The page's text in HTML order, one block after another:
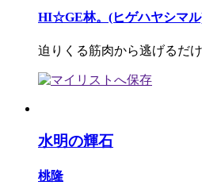
HI☆GE林。(ヒゲハヤシマ
迫りくる筋肉から逃げるだ
水明の輝石
桃隆